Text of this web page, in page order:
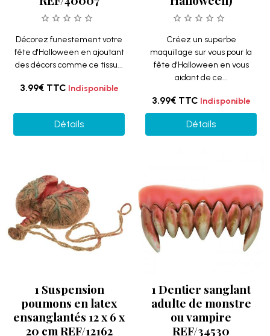
Décorez funestement votre
fête d'Halloween en ajoutant
des décors comme ce tissu...
3.99€ TTC Indisponible
Détails
Créez un superbe
maquillage sur vous pour la
fête d'Halloween en vous
aidant de ce...
3.99€ TTC Indisponible
Détails
1 Suspension
poumons en latex
ensanglantés 12 x 6 x
20 cm REF/12162
1 Dentier sanglant
adulte de monstre
ou vampire
REF/34530